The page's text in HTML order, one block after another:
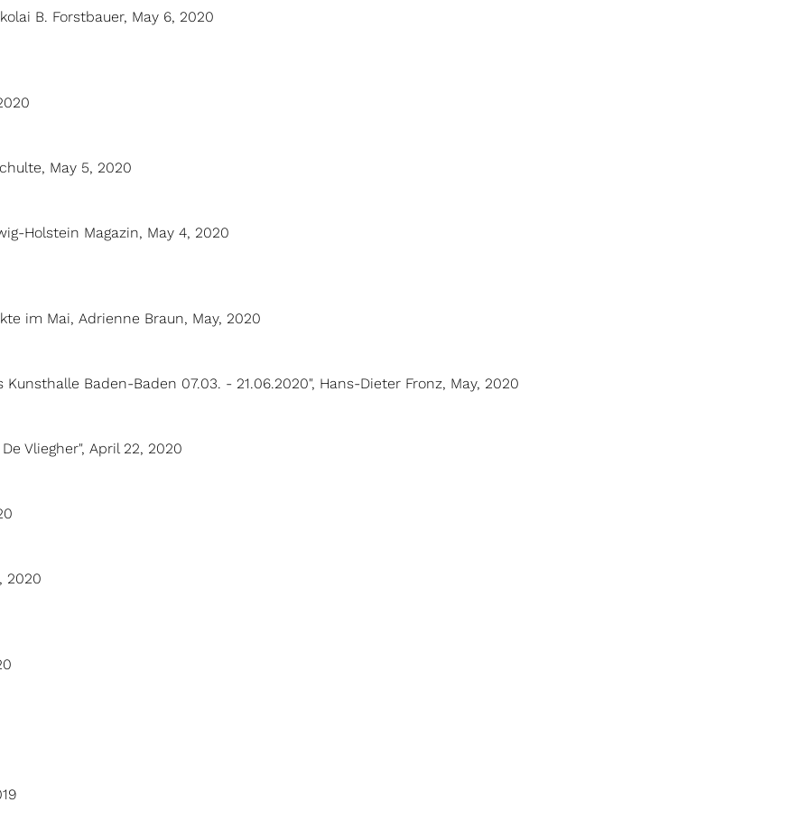
B. Forstbauer, May 6, 2020
May 5, 2020
Holstein Magazin, May 4, 2020
im Mai, Adrienne Braun, May, 2020
Baden-Baden 07.03. - 21.06.2020", Hans-Dieter Fronz, May, 2020
Vliegher", April 22, 2020
2020